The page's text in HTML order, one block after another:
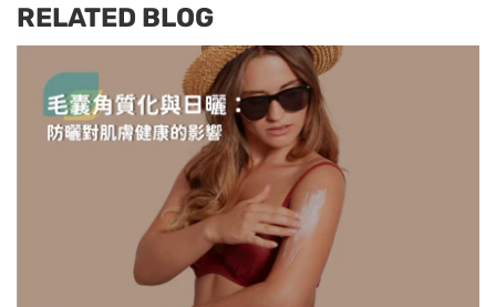
RELATED BLOG